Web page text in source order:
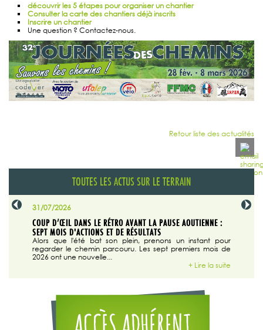
découvrir les 5 étapes pour organiser un chantier
Consulter la carte des chantiers déjà inscrits
Inscrire un chantier
Une question ? Contactez-nous.
Retour liste des actualités
TOUTES LES ACTUS SUR LE TERRAIN
31/07/2026
COUP D’ŒIL DANS LE RÉTRO AVANT LA PAUSE AOUTIENNE :
SEPT MOIS D'ACTIONS ET DE RÉSULTATS
Alors que l'été bat son plein, prenons un instant pour
regarder le chemin parcouru. Les sept premiers mois de
2026 ont une nouvelle...
+ Lire la suite
29/07/